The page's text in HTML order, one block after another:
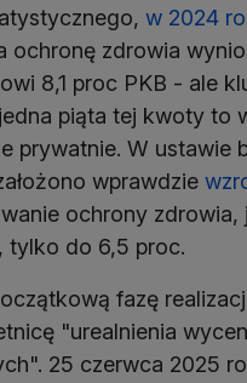
w 2024
ochronę zdrowia
8,1 proc PKB - ale
piąta tej kwoty to
prywatnie. W ustawie
wprawdzie
ochrony zdrowia,
tylko do 6,5 proc.
fazę
"urealnienia
25 czerwca 2025